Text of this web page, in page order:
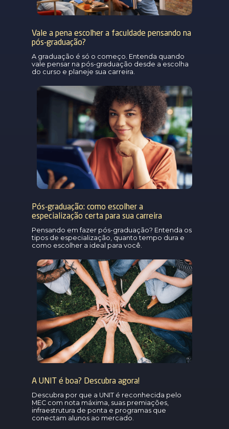
Vale a pena escolher a faculdade pensando na
pós-graduação?
A graduação é só o começo. Entenda quando
vale pensar na pós-graduação desde a escolha
do curso e planeje sua carreira.
Pós-graduação: como escolher a
especialização certa para sua carreira
Pensando em fazer pós-graduação? Entenda os
tipos de especialização, quanto tempo dura e
como escolher a ideal para você.
A UNIT é boa? Descubra agora!
Descubra por que a UNIT é reconhecida pelo
MEC com nota máxima, suas premiações,
infraestrutura de ponta e programas que
conectam alunos ao mercado.